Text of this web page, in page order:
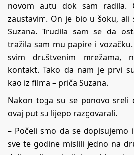
novom autu dok sam radila.
zaustavim. On je bio u šoku, ali
Suzana. Trudila sam se da
tražila sam mu papire i
svim društvenim mrežama,
kontakt. Tako da nam je prvi
kao iz filma – priča Suzana.
Nakon toga su se ponovo sreli
ovaj put su lijepo razgovarali.
– Počeli smo da se dopisujemo
sve te godine mislili jedno na